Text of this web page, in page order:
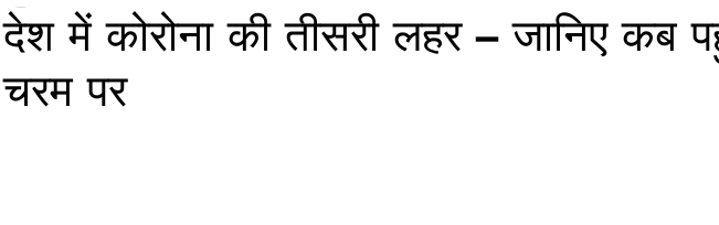
देश में कोरोना की तीसरी लहर – जानिए कब
चरम पर